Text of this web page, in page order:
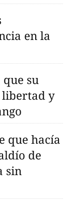
en la
su
y
que hacía
de
sin